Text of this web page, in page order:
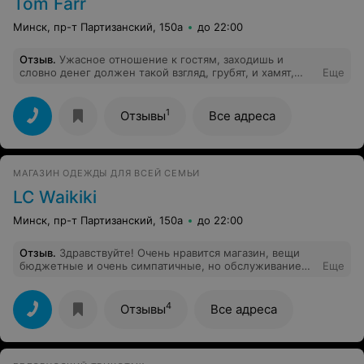
Минск, пр-т Партизанский, 150а до 22:00
Отзыв. Ужасное отношение к гостям, заходишь и
словно денег должен такой взгляд, грубят, и хамят,
Еще
Отзывы1 Все адреса
МАГАЗИН ОДЕЖДЫ ДЛЯ ВСЕЙ СЕМЬИ
LC Waikiki
Минск, пр-т Партизанский, 150а до 22:00
Отзыв. Здравствуйте! Очень нравится магазин, вещи
бюджетные и очень симпатичные, но обслуживание
направились в мужской отдел. Я начала выбирать мужу
майки, взяла первую с прилавка и тут позади голос :"
Девушка! Это одежда для подростка!" Было сказано
таким тоном, что мне сразу стало очень некомфортно,
а про взгляд я вообще молчу! Я даже от
Еще
Отзывы4 Все адреса